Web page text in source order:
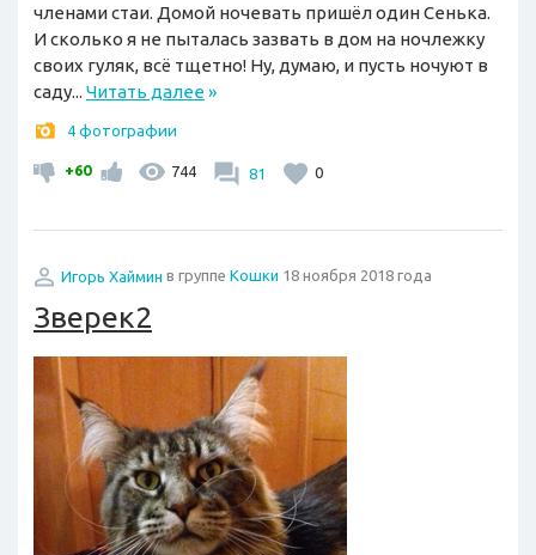
членами стаи. Домой ночевать пришёл один Сенька.
И сколько я не пыталась зазвать в дом на ночлежку
своих гуляк, всё тщетно! Ну, думаю, и пусть ночуют в
саду... Читать далее»
4 фотографии
+60 744 81 0
Игорь Хаймин в группе Кошки 18 ноября 2018 года
Зверек2